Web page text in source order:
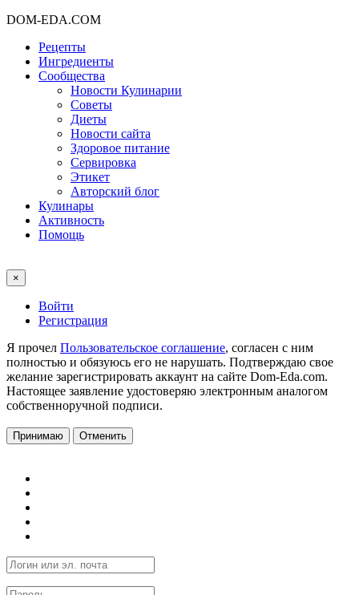
DOM-EDA.COM
Рецепты
Ингредиенты
Сообщества
Новости Кулинарии
Советы
Диеты
Новости сайта
Здоровое питание
Сервировка
Этикет
Авторский блог
Кулинары
Активность
Помощь
×
Войти
Регистрация
Я прочел Пользовательское соглашение, согласен с ним
полностью и обязуюсь его не нарушать. Подтверждаю свое
желание зарегистрировать аккаунт на сайте Dom-Eda.com.
Настоящее заявление удостоверяю электронным аналогом
собственноручной подписи.
Принимаю Отменить